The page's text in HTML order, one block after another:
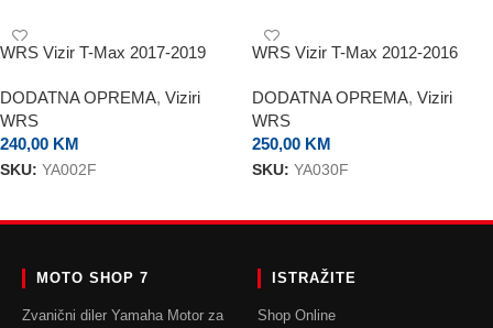
WRS Vizir T-Max 2017-2019
DODATNA OPREMA, Viziri
WRS
240,00 KM
SKU: YA002F
WRS Vizir T-Max 2012-2016
DODATNA OPREMA, Viziri
WRS
250,00 KM
SKU: YA030F
MOTO SHOP 7
Zvanični diler Yamaha Motor za
ISTRAŽITE
Shop Online